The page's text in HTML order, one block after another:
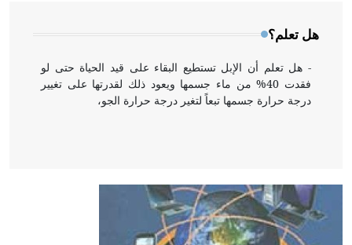
هل تعلم؟
- هل تعلم أن الإبل تستطيع البقاء على قيد الحياة حتى لو
فقدت 40% من ماء جسمها ويعود ذلك لقدرتها على تغيير
درجة حرارة جسمها تبعاً لتغير درجة حرارة الجو،
- هل تعلم أن أبقراط كتب في الطب أربعة مؤلفات هي:
الحكم، الأدلة، تنظيم التغذية، ورسالته في جروح الرأس.
ويعود له الفضل بأنه حرر الطب من الدين والفلسفة.